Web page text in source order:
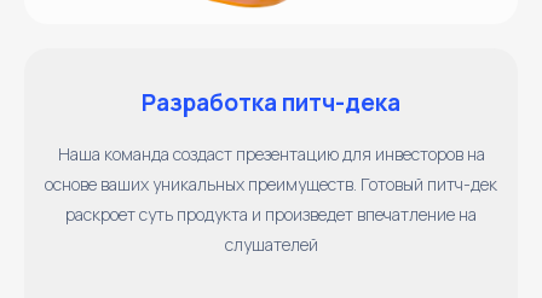
Разработка питч-дека
Наша команда создаст презентацию для инвесторов на
основе ваших уникальных преимуществ. Готовый питч-дек
раскроет суть продукта и произведет впечатление на
слушателей